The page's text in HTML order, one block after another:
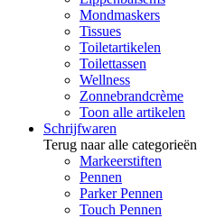
Mondmaskers
Tissues
Toiletartikelen
Toilettassen
Wellness
Zonnebrandcrème
Toon alle artikelen
Schrijfwaren
Terug naar alle categorieën
Markeerstiften
Pennen
Parker Pennen
Touch Pennen